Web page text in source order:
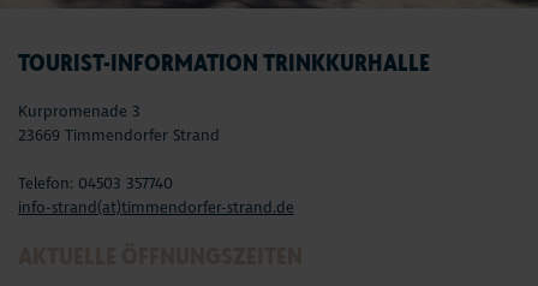
TOURIST-INFORMATION TRINKKURHALLE
Kurpromenade 3
23669 Timmendorfer Strand
Telefon: 04503 357740
info-strand(at)timmendorfer-strand.de